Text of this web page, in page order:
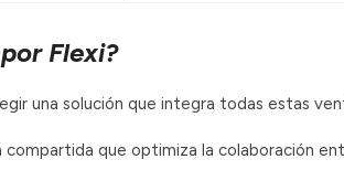
Flexi?
una solución que integra todas estas
compartida que optimiza la colaboración